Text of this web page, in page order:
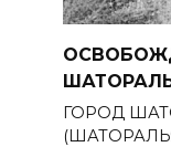
ГОРОД